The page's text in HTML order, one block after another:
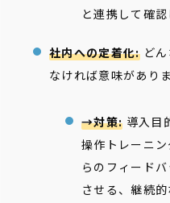
と連携して確認
社内への定着化:どん
なければ意味がありま
→対策: 導入目
操作トレーニ
らのフィード
させる、継続